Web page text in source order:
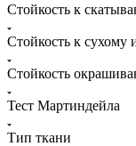
Стойкость к
Стойкость к сухому
Стойкость
Тест Мартиндейла
Тип ткани